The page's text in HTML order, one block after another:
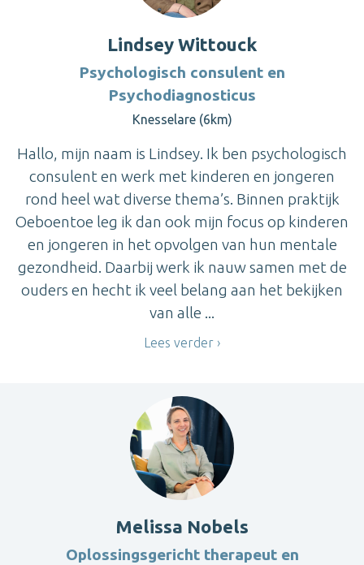
Lindsey Wittouck
Psychologisch consulent en
Psychodiagnosticus
Knesselare (6km)
Hallo, mijn naam is Lindsey. Ik ben psychologisch
consulent en werk met kinderen en jongeren
rond heel wat diverse thema’s. Binnen praktijk
Oeboentoe leg ik dan ook mijn focus op kinderen
en jongeren in het opvolgen van hun mentale
gezondheid. Daarbij werk ik nauw samen met de
ouders en hecht ik veel belang aan het bekijken
van alle ...
Lees verder
Melissa Nobels
Oplossingsgericht therapeut en